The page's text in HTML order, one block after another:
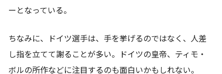
ーとなっている。
ちなみに、ドイツ選手は、手を挙げるのではなく、人差
し指を立てて謝ることが多い。ドイツの皇帝、ティモ・
ボルの所作などに注目するのも面白いかもしれない。